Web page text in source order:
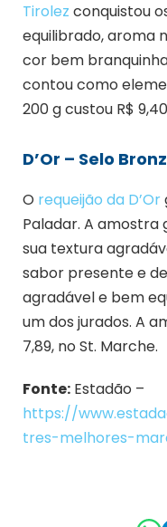
Tirolez conquistou
equilibrado, aroma
cor bem
contou como
200 g custou R$
D’Or – Selo
O requeijão da D’Or
Paladar. A
sua textura
sabor presente e
agradável e bem
um dos jurados. A
7,89, no St. Marche.
Fonte: Estadão –
https://
tres-melhores-